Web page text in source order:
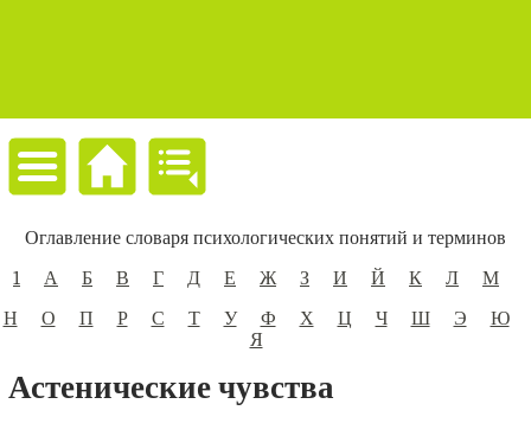
Оглавление словаря психологических понятий и терминов
1
А Б В Г Д Е Ж З И Й К Л
М
Н
О П Р С Т У Ф Х Ц Ч Ш Э
Ю
Я
Астенические чувства